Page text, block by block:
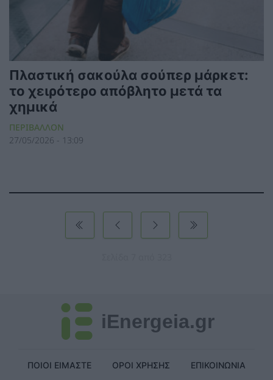
Πλαστική σακούλα σούπερ μάρκετ:
το χειρότερο απόβλητο μετά τα
χημικά
ΠΕΡΙΒΑΛΛΟΝ
27/05/2026 - 13:09
iEnergeia.gr
ΠΟΙΟΙ ΕΙΜΑΣΤΕ ΟΡΟΙ ΧΡΗΣΗΣ ΕΠΙΚΟΙΝΩΝΙΑ